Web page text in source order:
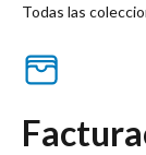
Todas las